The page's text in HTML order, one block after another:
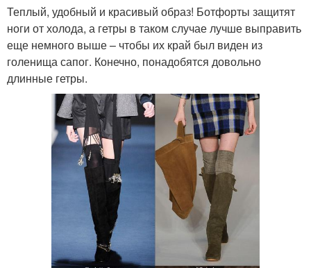
Теплый, удобный и красивый образ! Ботфорты защитят
ноги от холода, а гетры в таком случае лучше выправить
еще немного выше – чтобы их край был виден из
голенища сапог. Конечно, понадобятся довольно
длинные гетры.